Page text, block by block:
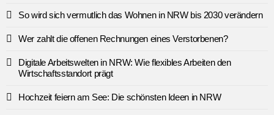
So wird sich vermutlich das Wohnen in NRW bis 2030 verändern
Wer zahlt die offenen Rechnungen eines Verstorbenen?
Digitale Arbeitswelten in NRW: Wie flexibles Arbeiten den
Wirtschaftsstandort prägt
Hochzeit feiern am See: Die schönsten Ideen in NRW